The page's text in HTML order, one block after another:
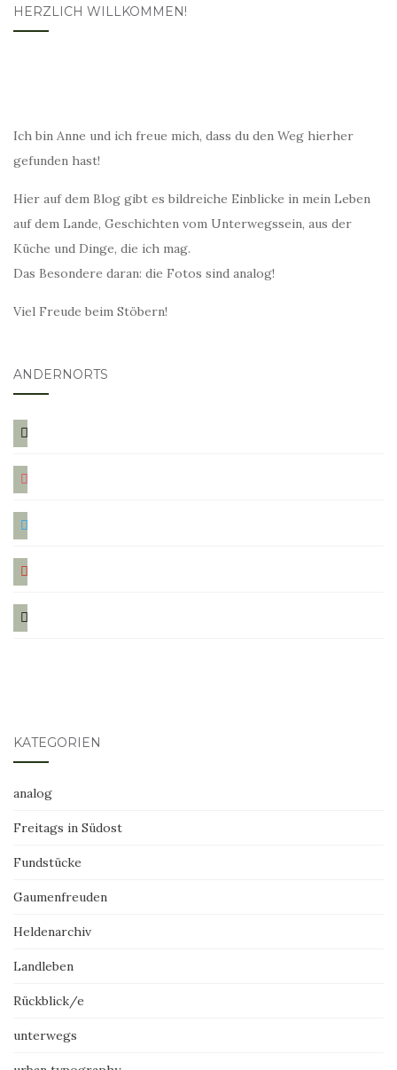
HERZLICH WILLKOMMEN!
Ich bin Anne und ich freue mich, dass du den Weg hierher
gefunden hast!
Hier auf dem Blog gibt es bildreiche Einblicke in mein Leben
auf dem Lande, Geschichten vom Unterwegssein, aus der
Küche und Dinge, die ich mag.
Das Besondere daran: die Fotos sind analog!
Viel Freude beim Stöbern!
ANDERNORTS
bloglovin
instagram
twitter
pinterest
mail
KATEGORIEN
analog
Freitags in Südost
Fundstücke
Gaumenfreuden
Heldenarchiv
Landleben
Rückblick/e
unterwegs